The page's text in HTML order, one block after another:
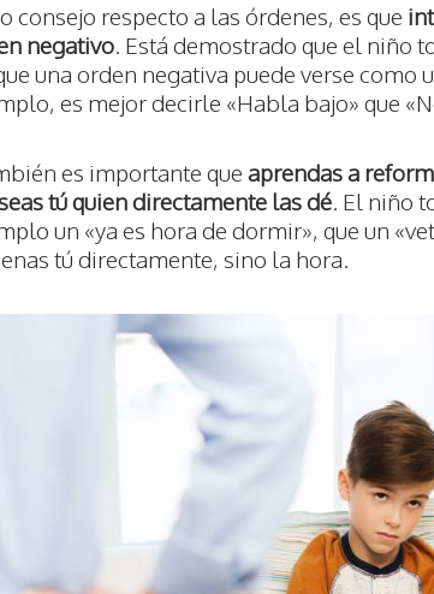
consejo respecto a las órdenes, es que
negativo. Está demostrado que el niño
una orden negativa puede verse como
es mejor decirle «Habla bajo» que
es importante que aprendas a
tú quien directamente las dé. El niño
un «ya es hora de dormir», que un
tú directamente, sino la hora.